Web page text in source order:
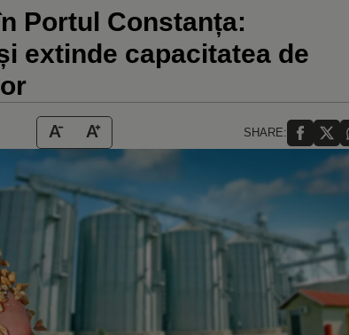
Portul Constanța:
extinde capacitatea de
SHARE: